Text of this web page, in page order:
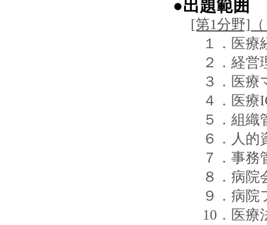
●出題範囲
[第1分野]
１．医療
２．経
３．医
４．医療
５．組織
６．人的
７．事務
８．病院
９．病
10．医療